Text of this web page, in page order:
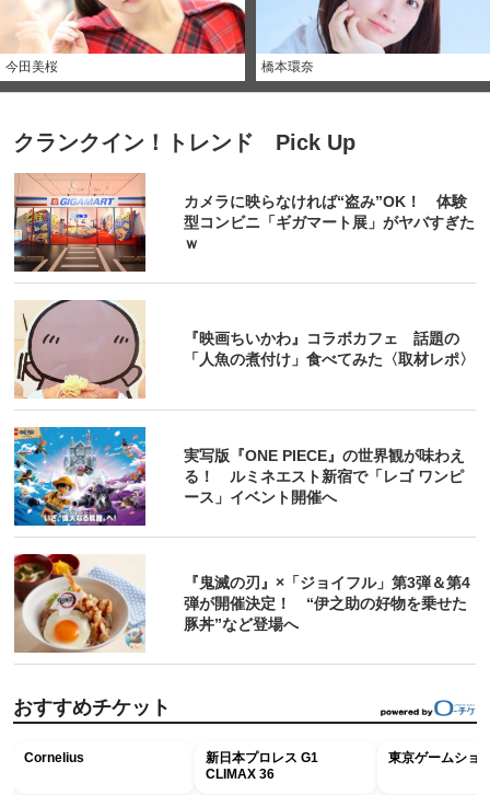
今田美桜 橋本環奈
クランクイン！トレンド Pick Up
カメラに映らなければ“盗み”OK！ 体験
型コンビニ「ギガマート展」がヤバすぎた
ｗ
『映画ちいかわ』コラボカフェ 話題の
「人魚の煮付け」食べてみた〈取材レポ〉
実写版『ONE PIECE』の世界観が味わえ
る！ ルミネエスト新宿で「レゴ ワンピ
ース」イベント開催へ
『鬼滅の刃』×「ジョイフル」第3弾＆第4
弾が開催決定！ “伊之助の好物を乗せた
豚丼”など登場へ
おすすめチケット
Cornelius
新日本プロレス G1
CLIMAX 36
東京ゲームショ